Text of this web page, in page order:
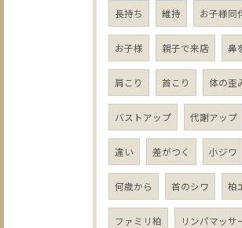
長持ち 維持 お子様同
お子様 親子で来店 鼻
肩こり 首こり 体の歪
バストアップ 代謝アップ
違い 差がつく 小ジワ
何歳から 首のシワ 柏
ファミリ柏 リンパマッサ